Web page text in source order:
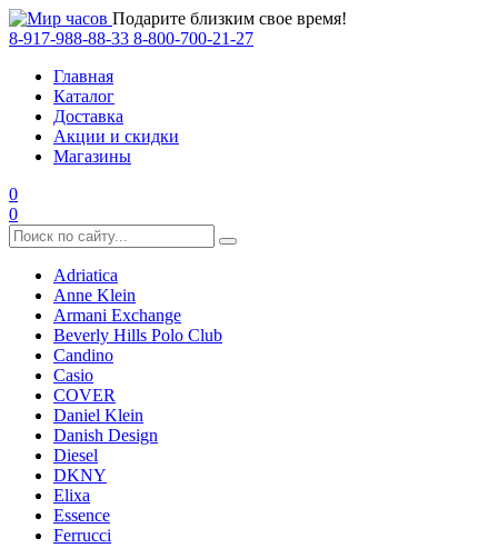
Подарите близким свое время!
8-917-988-88-33 8-800-700-21-27
Главная
Каталог
Доставка
Акции и скидки
Магазины
0
0
Adriatica
Anne Klein
Armani Exchange
Beverly Hills Polo Club
Candino
Casio
COVER
Daniel Klein
Danish Design
Diesel
DKNY
Elixa
Essence
Ferrucci